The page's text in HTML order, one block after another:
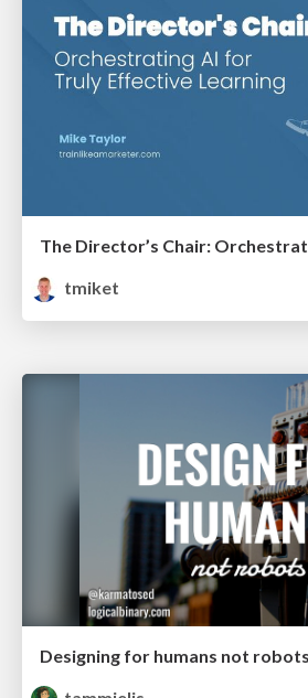
tmiket
Designing for humans not robots